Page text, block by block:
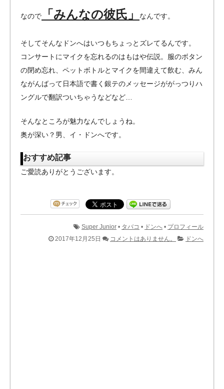
なので 「みんなの彼氏」 なんです。
そしてそんなドンへはいつもちょっとズレてるんです。
コンサートにマイクを忘れるのはもはや伝説。服のボタン
の閉め忘れ、ペットボトルとマイクを間違えて飲む、みん
ながんばって日本語で書く銀テのメッセージががっつりハ
ングルで翻訳ついちゃうなどなど…
そんなところが魅力なんでしょうね。
奥が深い？男、イ・ドンへです。
おすすめ記事
ご愛読ありがとうございます。
Super Junior • タバコ • ドンへ • プロフィール
2017年12月25日
コメントはありません。 ドンへ